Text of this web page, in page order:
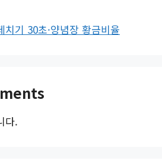
기 30초·양념장 황금비율
다.